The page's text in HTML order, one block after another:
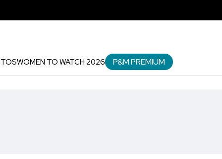
WOMEN TO WATCH 2026 P&M PREMIUM